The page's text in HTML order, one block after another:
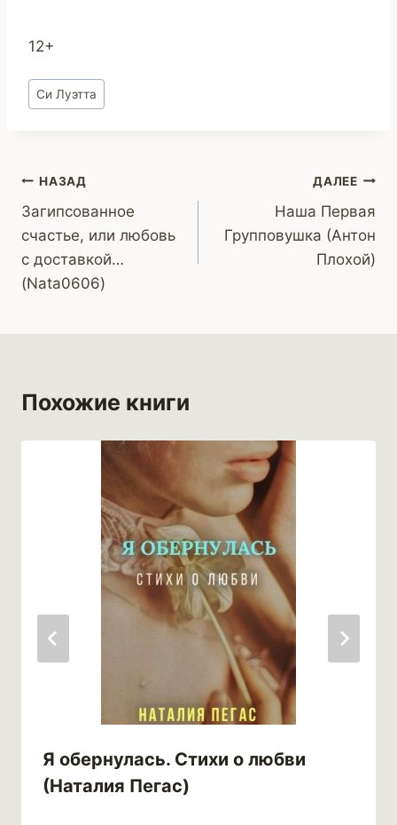
12+
Метки
записи:
Си Луэтта
Навигация
по
записям
НАЗАД
Загипсованное
счастье, или любовь
с доставкой…
(Nata0606)
ДАЛЕЕ
Наша Первая
Групповушка (Антон
Плохой)
Похожие книги
Я обернулась. Стихи о любви
(Наталия Пегас)